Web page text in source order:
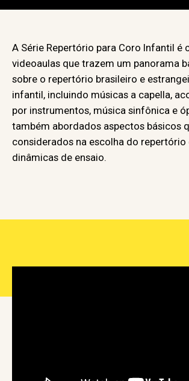
A Série Repertório para Coro Infantil é
videoaulas que trazem um panorama
sobre o repertório brasileiro e
infantil, incluindo músicas a capella,
por instrumentos, música sinfônica e
também abordados aspectos básicos
considerados na escolha do repertório
dinâmicas de ensaio.